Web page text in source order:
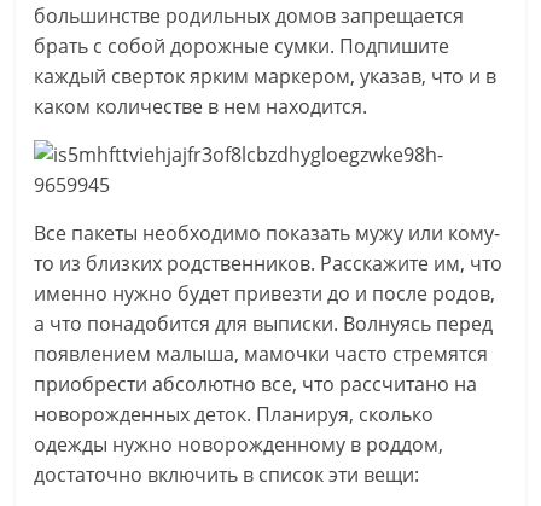
большинстве родильных домов запрещается
брать с собой дорожные сумки. Подпишите
каждый сверток ярким маркером, указав, что и в
каком количестве в нем находится.
Все пакеты необходимо показать мужу или кому-
то из близких родственников. Расскажите им, что
именно нужно будет привезти до и после родов,
а что понадобится для выписки. Волнуясь перед
появлением малыша, мамочки часто стремятся
приобрести абсолютно все, что рассчитано на
новорожденных деток. Планируя, сколько
одежды нужно новорожденному в роддом,
достаточно включить в список эти вещи: